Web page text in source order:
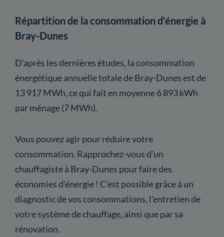
Répartition de la consommation d'énergie à
Bray-Dunes
D'après les dernières études, la consommation
énergétique annuelle totale de Bray-Dunes est de
13 917 MWh, ce qui fait en moyenne 6 893 kWh
par ménage (7 MWh).
Vous pouvez agir pour réduire votre
consommation. Rapprochez-vous d'un
chauffagiste à Bray-Dunes pour faire des
économies d'énergie ! C'est possible grâce à un
diagnostic de vos consommations, l'entretien de
votre système de chauffage, ainsi que par sa
rénovation.